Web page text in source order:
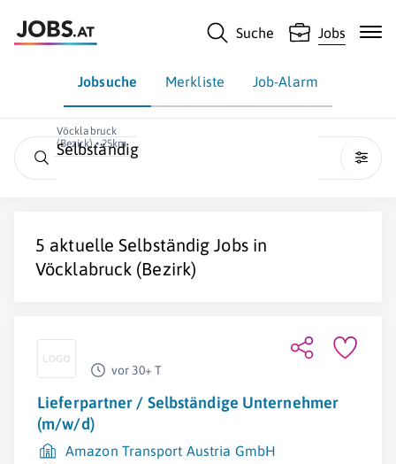
Suche Jobs
Jobsuche Merkliste Job-Alarm
Vöcklabruck
(Bezirk) • 25km
Selbständig
5 aktuelleSelbständig Jobs in
Vöcklabruck (Bezirk)
vor 30+ T
Lieferpartner / Selbständige Unternehmer
(m/w/d)
Amazon Transport Austria GmbH